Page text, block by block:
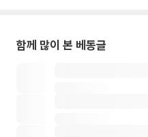
함께 많이 본 베동글